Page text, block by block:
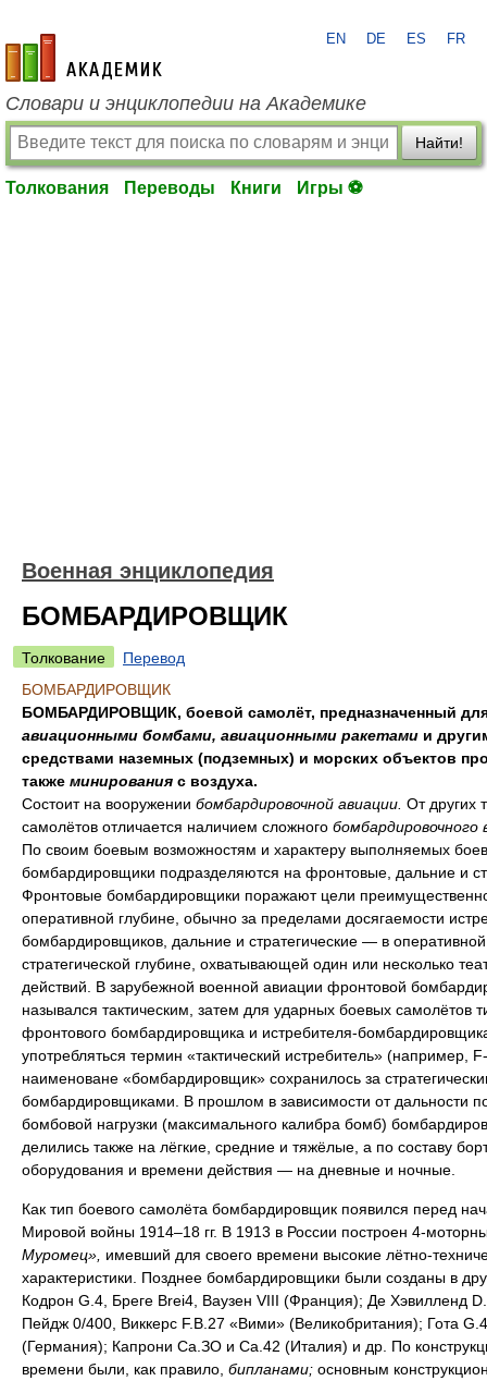
academic.ru
EN DE ES FR
Словари и энциклопедии на Академике
Найти!
Толкования Переводы Книги Игры ⚽
Военная энциклопедия
БОМБАРДИРОВЩИК
Толкование
Перевод
БОМБАРДИРОВЩИК
БОМБАРДИРОВЩИК, боевой самолёт, предназначенный
авиационными бомбами, авиационными ракетами и
средствами наземных (подземных) и морских объектов
также минирования с воздуха.
Состоит на вооружении бомбардировочной авиации. От других
самолётов отличается наличием сложного бомбардировочного
По своим боевым возможностям и характеру выполняемых
бомбардировщики подразделяются на фронтовые, дальние и
Фронтовые бомбардировщики поражают цели
оперативной глубине, обычно за пределами досягаемости
бомбардировщиков, дальние и стратегические — в
стратегической глубине, охватывающей один или несколько
действий. В зарубежной военной авиации фронтовой
назывался тактическим, затем для ударных боевых самолётов
фронтового бомбардировщика и истребителя-
употребляться термин «тактический истребитель» (например,
наименоване «бомбардировщик» сохранилось за
бомбардировщиками. В прошлом в зависимости от дальности
бомбовой нагрузки (максимального калибра бомб)
делились также на лёгкие, средние и тяжёлые, а по составу
оборудования и времени действия — на дневные и ночные.
Как тип боевого самолёта бомбардировщик появился перед
Мировой войны 1914–18 гг. В 1913 в России построен 4-
Муромец», имевший для своего времени высокие лётно-
характеристики. Позднее бомбардировщики были созданы в
Кодрон G.4, Бреге Brei4, Ваузен VIII (Франция); Де Хэвилленд
Пейдж 0/400, Виккерс F.B.27 «Вими» (Великобритания); Гота
(Германия); Капрони Са.ЗО и Са.42 (Италия) и др. По
времени были, как правило, бипланами; основным